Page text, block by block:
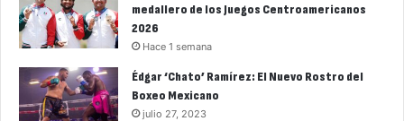
medallero de los Juegos Centroamericanos
2026
Hace 1 semana
Édgar ‘Chato’ Ramírez: El Nuevo Rostro del
Boxeo Mexicano
julio 27, 2023